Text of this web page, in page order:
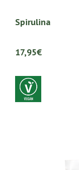
Spirulina
17,95€